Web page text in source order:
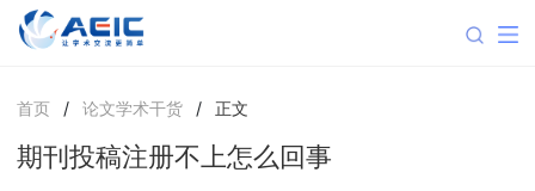
首页 / 论文学术干货 / 正文
期刊投稿注册不上怎么回事